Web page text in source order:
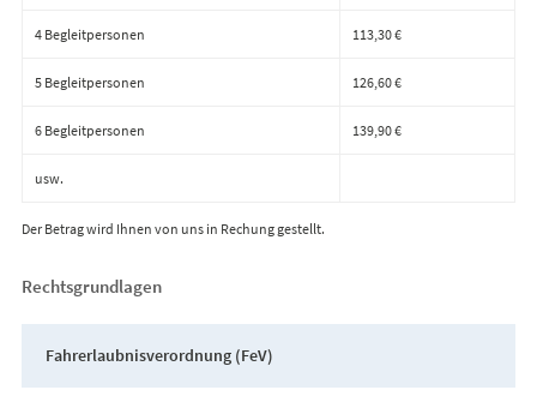
4 Begleitpersonen 113,30 €
5 Begleitpersonen 126,60 €
6 Begleitpersonen 139,90 €
usw.
Der Betrag wird Ihnen von uns in Rechung gestellt.
Rechtsgrundlagen
Fahrerlaubnisverordnung (FeV)